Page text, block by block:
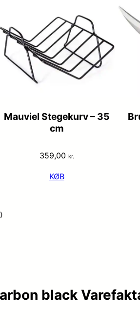
Mauviel Stegekurv – 35
cm
359,00 kr.
KØB
black